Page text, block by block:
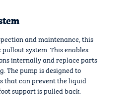
and maintenance, this
system. This enables
internally and replace parts
The pump is designed to
that can prevent the liquid
support is pulled back.